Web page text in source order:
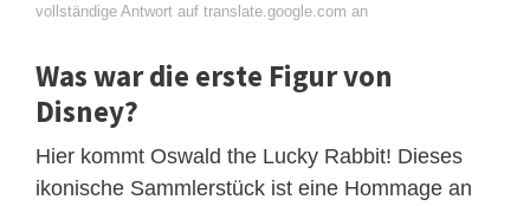
vollständige Antwort auf translate.google.com an
Was war die erste Figur von
Disney?
Hier kommt Oswald the Lucky Rabbit! Dieses
ikonische Sammlerstück ist eine Hommage an